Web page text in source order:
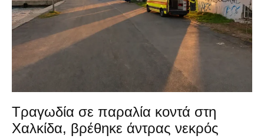
Τραγωδία σε παραλία κοντά στη
Χαλκίδα, βρέθηκε άντρας νεκρός